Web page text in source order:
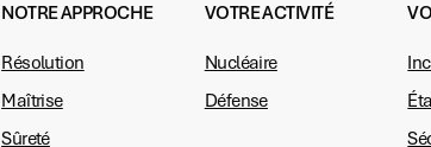
NOTRE APPROCHE VOTRE ACTIVITÉ
Résolution
Maîtrise
Sûreté
Nucléaire
Défense